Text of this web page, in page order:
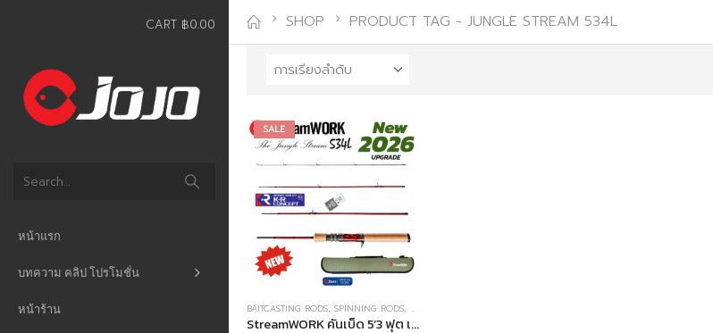
CART ฿0.00
หน้าแรก
บทความ คลิป โปรโมชั่น
หน้าร้าน
SHOP PRODUCT TAG - JUNGLE STREAM 534L
SALE
BAITCASTING RODS, SPINNING RODS, คันเบ็ดตกปลา
StreamWORK คันเบ็ด 5’3 ฟุต เวท 3-8lb. The Jungle Stream 534 L คัน4ท่อน คันสตรีม